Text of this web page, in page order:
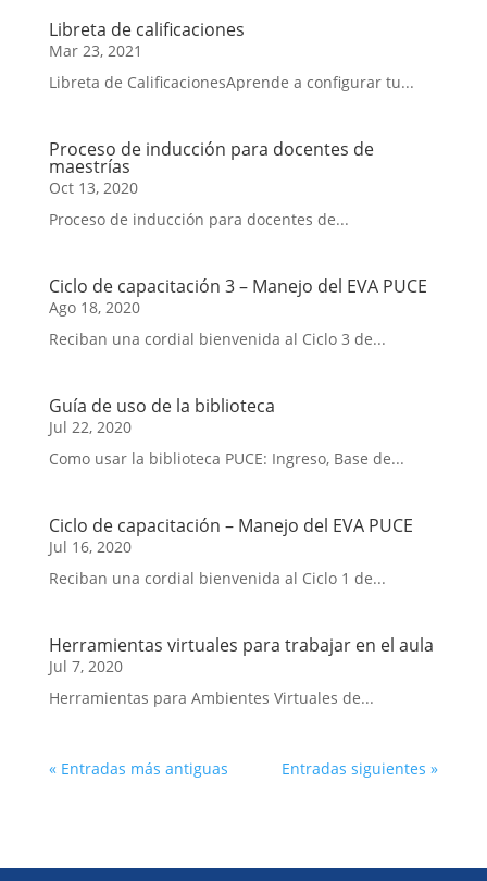
Libreta de calificaciones
Mar 23, 2021
Libreta de CalificacionesAprende a configurar tu...
Proceso de inducción para docentes de
maestrías
Oct 13, 2020
Proceso de inducción para docentes de...
Ciclo de capacitación 3 – Manejo del EVA PUCE
Ago 18, 2020
Reciban una cordial bienvenida al Ciclo 3 de...
Guía de uso de la biblioteca
Jul 22, 2020
Como usar la biblioteca PUCE: Ingreso, Base de...
Ciclo de capacitación – Manejo del EVA PUCE
Jul 16, 2020
Reciban una cordial bienvenida al Ciclo 1 de...
Herramientas virtuales para trabajar en el aula
Jul 7, 2020
Herramientas para Ambientes Virtuales de...
« Entradas más antiguas Entradas siguientes »